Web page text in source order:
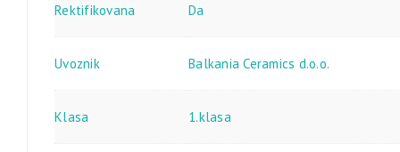
Rektifikovana Da
Uvoznik Balkania Ceramics d.o.o.
Klasa 1.klasa